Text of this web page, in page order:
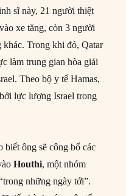
sĩ này, 21 người thiệt
xe tăng, còn 3 người
khác. Trong khi đó, Qatar
làm trung gian hòa giải
Theo bộ y tế Hamas,
lực lượng Israel trong
biết ông sẽ công bố các
Houthi, một nhóm
những ngày tới”.